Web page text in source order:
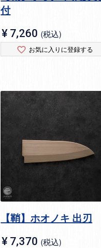
付
¥ 7,260 税込
お気に入りに登録する
【鞘】ホオノキ 出刃
¥ 7,370 税込